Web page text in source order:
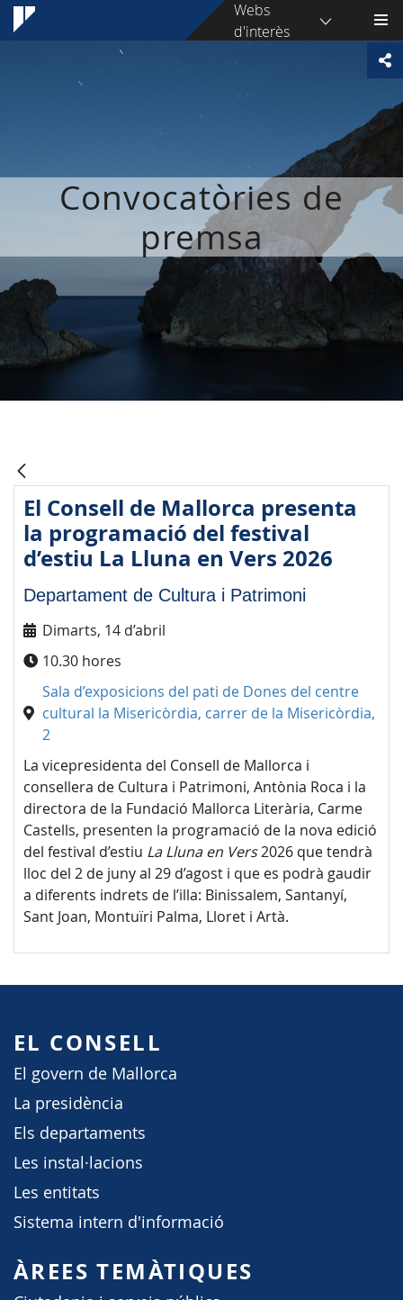
Webs
d'interès
Convocatòries de
premsa
El Consell de Mallorca presenta
la programació del festival
d’estiu La Lluna en Vers 2026
Departament de Cultura i Patrimoni
Dimarts, 14 d’abril
10.30 hores
Sala d’exposicions del pati de Dones del centre
cultural la Misericòrdia, carrer de la Misericòrdia,
2
La vicepresidenta del Consell de Mallorca i
consellera de Cultura i Patrimoni, Antònia Roca i la
directora de la Fundació Mallorca Literària, Carme
Castells, presenten la programació de la nova edició
del festival d’estiu La Lluna en Vers2026 que tendrà
lloc del 2 de juny al 29 d’agost i que es podrà gaudir
a diferents indrets de l’illa: Binissalem, Santanyí,
Sant Joan, Montuïri Palma, Lloret i Artà.
EL CONSELL
El govern de Mallorca
La presidència
Els departaments
Les instal·lacions
Les entitats
Sistema intern d'informació
ÀREES TEMÀTIQUES